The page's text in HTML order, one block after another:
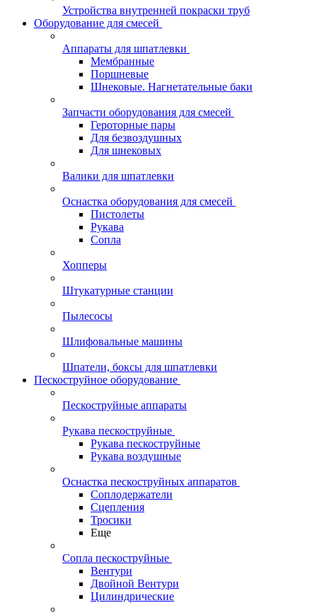
Устройства внутренней покраски труб
Оборудование для смесей
Аппараты для шпатлевки
Мембранные
Поршневые
Шнековые. Нагнетательные баки
Запчасти оборудования для смесей
Героторные пары
Для безвоздушных
Для шнековых
Валики для шпатлевки
Оснастка оборудования для смесей
Пистолеты
Рукава
Сопла
Хопперы
Штукатурные станции
Пылесосы
Шлифовальные машины
Шпатели, боксы для шпатлевки
Пескоструйное оборудование
Пескоструйные аппараты
Рукава пескоструйные
Рукава пескоструйные
Рукава воздушные
Оснастка пескоструйных аппаратов
Соплодержатели
Сцепления
Тросики
Еще
Сопла пескоструйные
Вентури
Двойной Вентури
Цилиндрические